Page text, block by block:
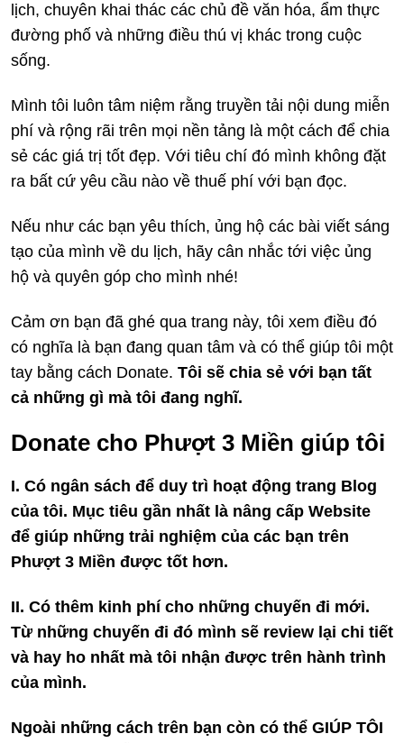
lịch, chuyên khai thác các chủ đề văn hóa, ẩm thực
đường phố và những điều thú vị khác trong cuộc
sống.
Mình tôi luôn tâm niệm rằng truyền tải nội dung miễn
phí và rộng rãi trên mọi nền tảng là một cách để chia
sẻ các giá trị tốt đẹp. Với tiêu chí đó mình không đặt
ra bất cứ yêu cầu nào về thuế phí với bạn đọc.
Nếu như các bạn yêu thích, ủng hộ các bài viết sáng
tạo của mình về du lịch, hãy cân nhắc tới việc ủng
hộ và quyên góp cho mình nhé!
Cảm ơn bạn đã ghé qua trang này, tôi xem điều đó
có nghĩa là bạn đang quan tâm và có thể giúp tôi một
tay bằng cách Donate. Tôi sẽ chia sẻ với bạn tất
cả những gì mà tôi đang nghĩ.
Donate cho Phượt 3 Miền giúp tôi
I. Có ngân sách để duy trì hoạt động trang Blog
của tôi. Mục tiêu gần nhất là nâng cấp Website
để giúp những trải nghiệm của các bạn trên
Phượt 3 Miền được tốt hơn.
II. Có thêm kinh phí cho những chuyến đi mới.
Từ những chuyến đi đó mình sẽ review lại chi tiết
và hay ho nhất mà tôi nhận được trên hành trình
của mình.
Ngoài những cách trên bạn còn có thể GIÚP TÔI